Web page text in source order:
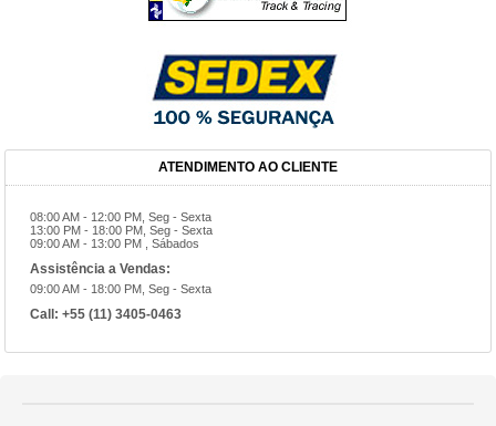
ATENDIMENTO AO CLIENTE
08:00 AM - 12:00 PM, Seg - Sexta
13:00 PM - 18:00 PM, Seg - Sexta
09:00 AM - 13:00 PM , Sábados
Assistência a Vendas:
09:00 AM - 18:00 PM, Seg - Sexta
Call:+55 (11) 3405-0463